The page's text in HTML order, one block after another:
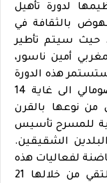
لدورة تأهيل
بالثقافة في
حيث سيتم تأطير
أمين ناسور،
هذه الدورة
التدريب للفريقين لكل من جيبوتي والصومالي الى غاية 14
من نوعها بالقرن
للمسرح تأسيس
الشقيقين.
لفعاليات هذه
الدورة التدريبية غير المسبوقة.إذ سيلتقي من خلالها 21